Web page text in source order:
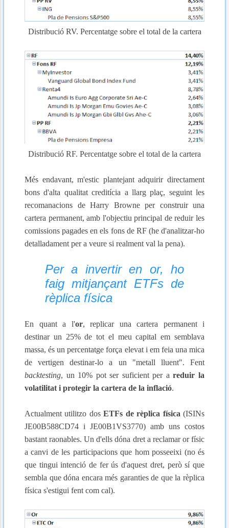
Distribució RV. Percentatge sobre el total de la cartera
Distribució RF. Percentatge sobre el total de la cartera
Més endavant, m'estic plantejant adquirir directament
bons d'alta qualitat creditícia a llarg plaç, seguint les
recomanacions de Harry Browne per construir una
cartera permanent, amb l'objectiu principal de reduir les
comissions pagades en els fons de RF (he d'analitzar-ho
detalladament per a veure si realment val la pena).
Per a invertir en or, ho
faig mitjançant ETFs de
rèplica física
En quant a l'or, replicar una cartera permanent i
destinar un 25% de tot el meu capital em semblava
massa, és un percentatge força elevat i em feia una mica
de vertigen destinar-lo a un "metall lluent". Fent
backtesting, un 10% pot ser suficient per areduir la
volatilitat i protegir la cartera de la inflació.
Actualment utilitzo dosETFs de rèplica física (ISINs
JE00B588CD74 i JE00B1VS3770) amb uns costos
bastant raonables. Un d'ells dóna dret a reclamar or físic
a canvi de les participacions que hom posseeixi (no és
que tingui intenció de fer ús d'aquest dret, però sí que
sembla que dóna encara més garanties de que la rèplica
física s'estigui fent com cal).